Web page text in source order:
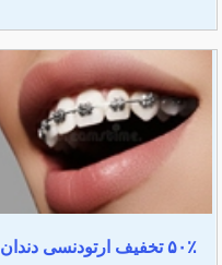
۵۰٪ تخفیف ارتودنسی دندان